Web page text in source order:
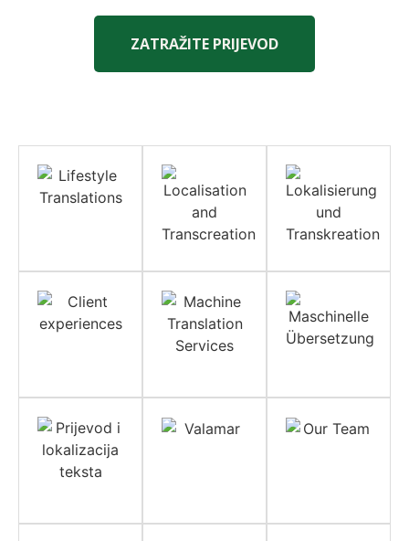
ZATRAŽITE PRIJEVOD